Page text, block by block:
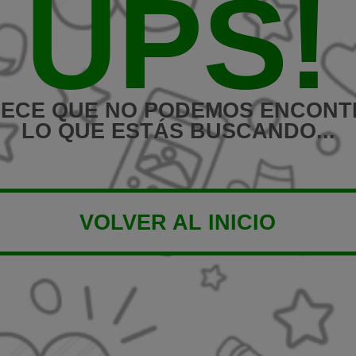
UPS!
QUE NO PODEMOS
LO QUE ESTÁS BUSCANDO...
VOLVER AL INICIO